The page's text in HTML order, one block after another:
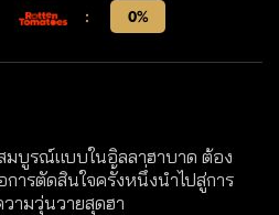
:
0%
มบูรณ์แบบในอิลลาฮาบาด ต้อง
การตัดสินใจครั้งหนึ่งนำไปสู่การ
วามวุ่นวายสุดฮา